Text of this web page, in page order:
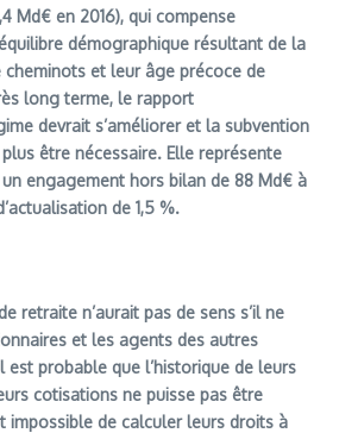
Md€ en 2016), qui compense
démographique résultant de la
cheminots et leur âge précoce de
long terme, le rapport
devrait s’améliorer et la subvention
être nécessaire. Elle représente
engagement hors bilan de 88 Md€ à
de 1,5 %.
retraite n’aurait pas de sens s’il ne
et les agents des autres
est probable que l’historique de leurs
cotisations ne puisse pas être
impossible de calculer leurs droits à